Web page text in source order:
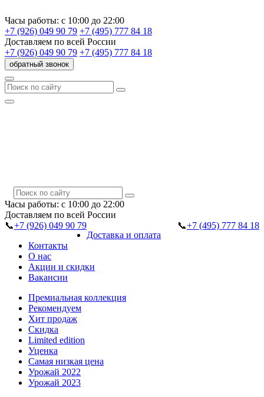
Часы работы: с 10:00 до 22:00
+7 (926) 049 90 79 +7 (495) 777 84 18
Доставляем по всей России
+7 (926) 049 90 79 +7 (495) 777 84 18
обратный звонок
Часы работы: с 10:00 до 22:00
Доставляем по всей России
📞+7 (926) 049 90 79 📞+7 (495) 777 84 18
Доставка и оплата
Контакты
О нас
Акции и скидки
Вакансии
Премиальная коллекция
Рекомендуем
Хит продаж
Скидка
Limited edition
Уценка
Самая низкая цена
Урожай 2022
Урожай 2023